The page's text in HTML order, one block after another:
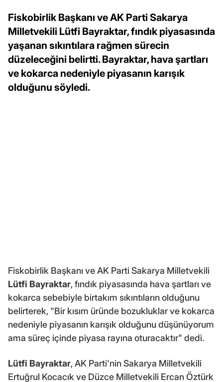
Fiskobirlik Başkanı ve AK Parti Sakarya
Milletvekili Lütfi Bayraktar, fındık piyasasında
yaşanan sıkıntılara rağmen sürecin
düzeleceğini belirtti. Bayraktar, hava şartları
ve kokarca nedeniyle piyasanın karışık
olduğunu söyledi.
Fiskobirlik Başkanı ve AK Parti Sakarya Milletvekili
Lütfi Bayraktar, fındık piyasasında hava şartları ve
kokarca sebebiyle birtakım sıkıntıların olduğunu
belirterek, "Bir kısım üründe bozukluklar ve kokarca
nedeniyle piyasanın karışık olduğunu düşünüyorum
ama süreç içinde piyasa rayına oturacaktır" dedi.
Lütfi Bayraktar, AK Parti'nin Sakarya Milletvekili
Ertuğrul Kocacık ve Düzce Milletvekili Ercan Öztürk